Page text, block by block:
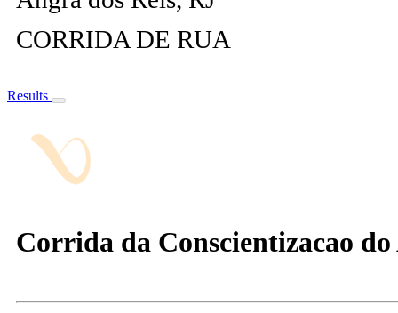
CORRIDA DE RUA
Results
Corrida da Conscientizacao